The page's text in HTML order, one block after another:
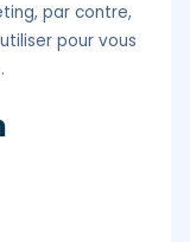
par contre,
pour vous